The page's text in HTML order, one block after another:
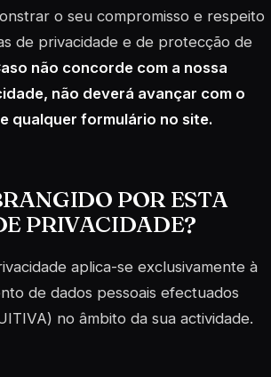
o seu compromisso e respeito
de privacidade e de protecção de
não concorde com a nossa
não deverá avançar com o
qualquer formulário no site.
POR ESTA
PRIVACIDADE?
aplica-se exclusivamente à
de dados pessoais efectuados
no âmbito da sua actividade.